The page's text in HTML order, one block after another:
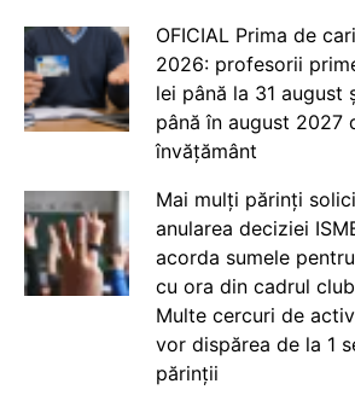
OFICIAL Prima de
2026: profesorii
lei până la 31 august
până în august 2027
învățământ
Mai mulți părinți
anularea deciziei
acorda sumele
cu ora din cadrul
Multe cercuri de
vor dispărea de la 1
părinții